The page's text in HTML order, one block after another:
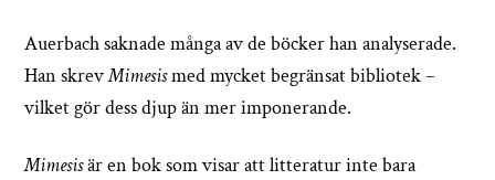
Auerbach saknade många av de böcker han analyserade.
Han skrevMimesismed mycket begränsat bibliotek –
vilket gör dess djup än mer imponerande.
Mimesisär en bok som visar att litteratur inte bara